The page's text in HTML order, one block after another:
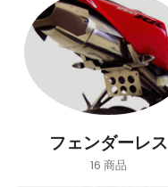
フェンダーレス
16 商品